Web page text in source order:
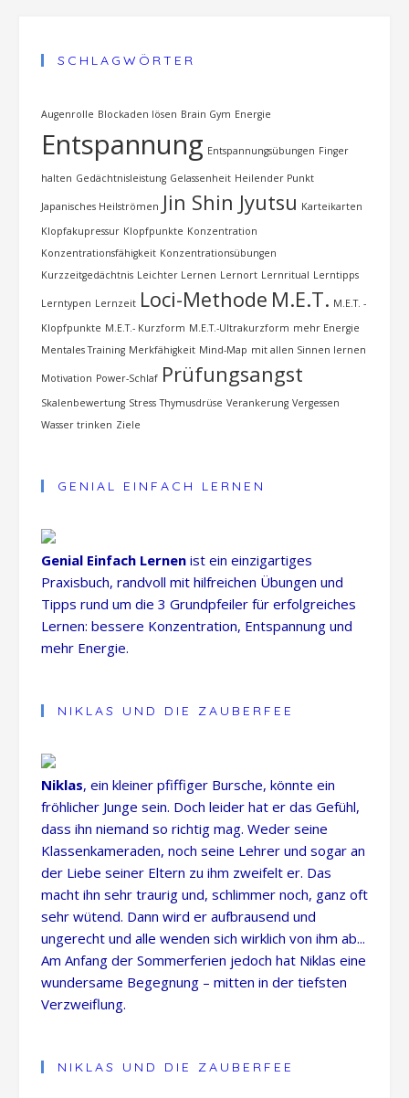
SCHLAGWÖRTER
Augenrolle Blockaden lösen Brain Gym Energie
Entspannung Entspannungsübungen Finger
halten Gedächtnisleistung Gelassenheit Heilender Punkt
Japanisches Heilströmen Jin Shin Jyutsu Karteikarten
Klopfakupressur Klopfpunkte Konzentration
Konzentrationsfähigkeit Konzentrationsübungen
Kurzzeitgedächtnis Leichter Lernen Lernort Lernritual Lerntipps
Lerntypen Lernzeit Loci-Methode M.E.T. M.E.T. -
Klopfpunkte M.E.T.- Kurzform M.E.T.-Ultrakurzform mehr Energie
Mentales Training Merkfähigkeit Mind-Map mit allen Sinnen lernen
Motivation Power-Schlaf Prüfungsangst
Skalenbewertung Stress Thymusdrüse Verankerung Vergessen
Wasser trinken Ziele
GENIAL EINFACH LERNEN
Genial Einfach Lernen ist ein einzigartiges
Praxisbuch, randvoll mit hilfreichen Übungen und
Tipps rund um die 3 Grundpfeiler für erfolgreiches
Lernen: bessere Konzentration, Entspannung und
mehr Energie.
NIKLAS UND DIE ZAUBERFEE
Niklas, ein kleiner pfiffiger Bursche, könnte ein
fröhlicher Junge sein. Doch leider hat er das Gefühl,
dass ihn niemand so richtig mag. Weder seine
Klassenkameraden, noch seine Lehrer und sogar an
der Liebe seiner Eltern zu ihm zweifelt er. Das
macht ihn sehr traurig und, schlimmer noch, ganz oft
sehr wütend. Dann wird er aufbrausend und
ungerecht und alle wenden sich wirklich von ihm ab...
Am Anfang der Sommerferien jedoch hat Niklas eine
wundersame Begegnung – mitten in der tiefsten
Verzweiflung.
NIKLAS UND DIE ZAUBERFEE